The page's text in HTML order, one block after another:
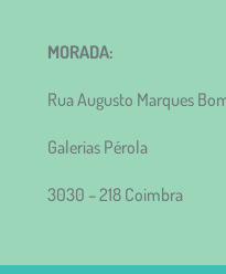
MORADA:
Rua Augusto Marques
Galerias Pérola
3030 – 218 Coimbra